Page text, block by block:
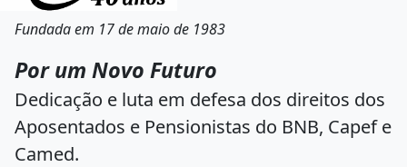
Fundada em 17 de maio de 1983
Por um Novo Futuro
Dedicação e luta em defesa dos direitos dos
Aposentados e Pensionistas do BNB, Capef e
Camed.